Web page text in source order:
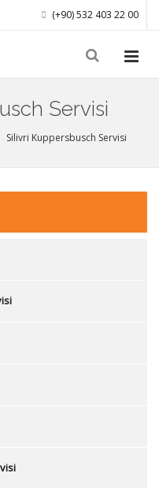
(+90) 532 403 22 00
Servisi
Silivri Kuppersbusch Servisi